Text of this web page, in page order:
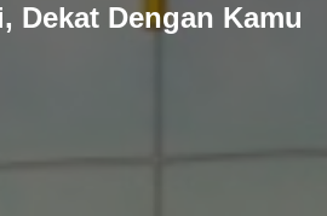
Dekat Dengan Kamu